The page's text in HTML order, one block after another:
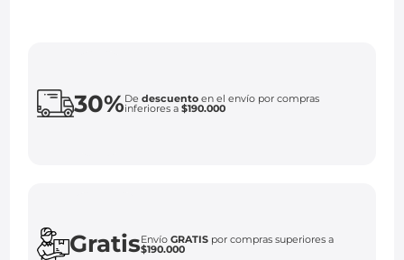
30%Dedescuento en el envío por compras
inferiores a$190.000
GratisEnvíoGRATIS por compras superiores a
$190.000